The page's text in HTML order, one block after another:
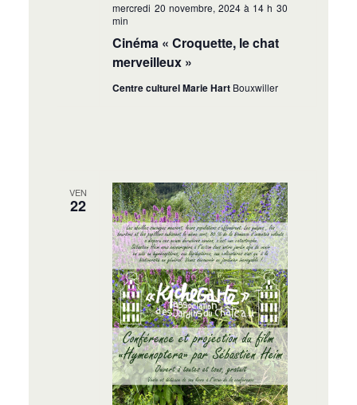
Cinéma « Croquette, le chat
merveilleux »
mercredi 20 novembre, 2024 à 14 h 30
min
Centre culturel Marie Hart Bouxwiller
VEN
22